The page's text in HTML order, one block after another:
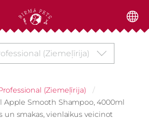
(Ziemeļīrija)
(Ziemeļīrija)
Apple Smooth Shampoo, 4000ml
smakas, vienlaikus veicinot